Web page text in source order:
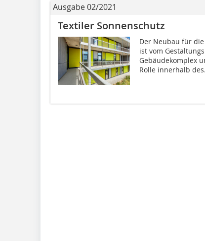
Ausgabe 02/2021
Textiler Sonnenschutz
Der Neubau für
ist vom
Gebäudekomplex
Rolle innerhalb